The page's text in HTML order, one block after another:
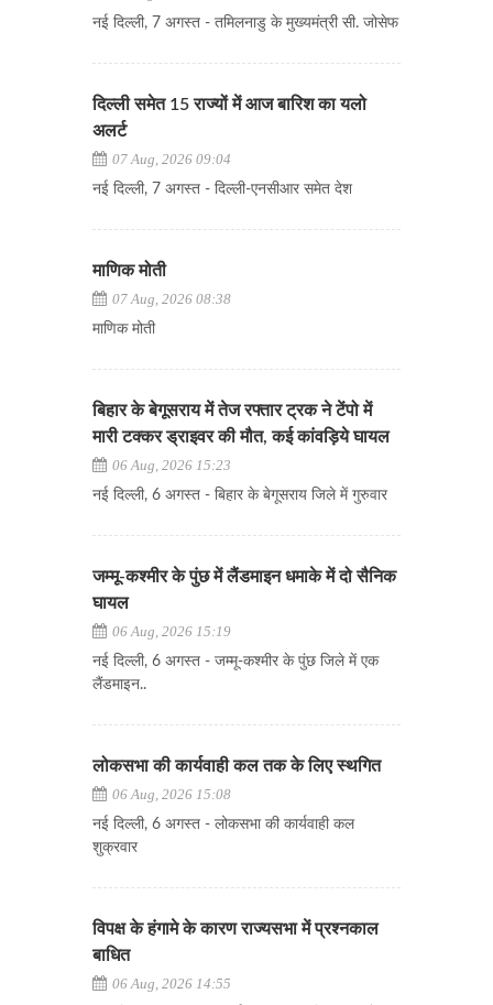
नई दिल्ली, 7 अगस्त - तमिलनाडु के मुख्यमंत्री सी. जोसेफ
दिल्ली समेत 15 राज्यों में आज बारिश का यलो
अलर्ट
07 Aug, 2026 09:04
नई दिल्ली, 7 अगस्त - दिल्ली-एनसीआर समेत देश
माणिक मोती
07 Aug, 2026 08:38
माणिक मोती
बिहार के बेगूसराय में तेज रफ्तार ट्रक ने टेंपो में
मारी टक्कर ड्राइवर की मौत, कई कांवड़िये घायल
06 Aug, 2026 15:23
नई दिल्ली, 6 अगस्त - बिहार के बेगूसराय जिले में गुरुवार
जम्मू-कश्मीर के पुंछ में लैंडमाइन धमाके में दो सैनिक
घायल
06 Aug, 2026 15:19
नई दिल्ली, 6 अगस्त - जम्मू-कश्मीर के पुंछ जिले में एक
लैंडमाइन..
लोकसभा की कार्यवाही कल तक के लिए स्थगित
06 Aug, 2026 15:08
नई दिल्ली, 6 अगस्त - लोकसभा की कार्यवाही कल
शुक्रवार
विपक्ष के हंगामे के कारण राज्यसभा में प्रश्नकाल
बाधित
06 Aug, 2026 14:55